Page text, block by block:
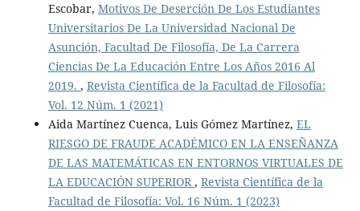
Escobar, Motivos De Deserción De Los Estudiantes
Universitarios De La Universidad Nacional De
Asunción, Facultad De Filosofía, De La Carrera
Ciencias De La Educación Entre Los Años 2016 Al
2019. , Revista Científica de la Facultad de Filosofía:
Vol. 12 Núm. 1 (2021)
Aida Martínez Cuenca, Luis Gómez Martínez, EL
RIESGO DE FRAUDE ACADÉMICO EN LA ENSEÑANZA
DE LAS MATEMÁTICAS EN ENTORNOS VIRTUALES DE
LA EDUCACIÓN SUPERIOR, Revista Científica de la
Facultad de Filosofía: Vol. 16 Núm. 1 (2023)